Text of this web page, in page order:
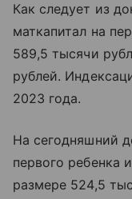
Как следует из
маткапитал на
589,5 тысячи
рублей.
2023 года.
На сегодняшний
первого ребенка
размере 524,5